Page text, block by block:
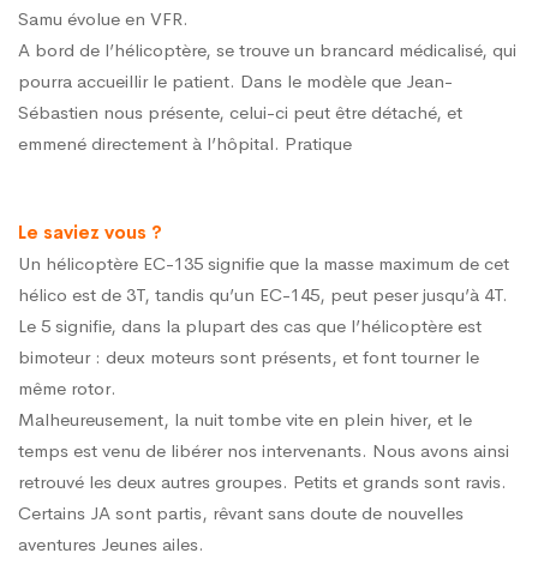
Samu évolue en VFR.
A bord de l’hélicoptère, se trouve un brancard médicalisé, qui
pourra accueillir le patient. Dans le modèle que Jean-
Sébastien nous présente, celui-ci peut être détaché, et
emmené directement à l’hôpital. Pratique
Le saviez vous ?
Un hélicoptère EC-135 signifie que la masse maximum de cet
hélico est de 3T, tandis qu’un EC-145, peut peser jusqu’à 4T.
Le 5 signifie, dans la plupart des cas que l’hélicoptère est
bimoteur : deux moteurs sont présents, et font tourner le
même rotor.
Malheureusement, la nuit tombe vite en plein hiver, et le
temps est venu de libérer nos intervenants. Nous avons ainsi
retrouvé les deux autres groupes. Petits et grands sont ravis.
Certains JA sont partis, rêvant sans doute de nouvelles
aventures Jeunes ailes.